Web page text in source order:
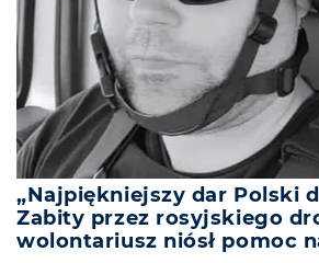
„Najpiękniejszy dar Polski
Zabity przez rosyjskiego
wolontariusz niósł pomoc